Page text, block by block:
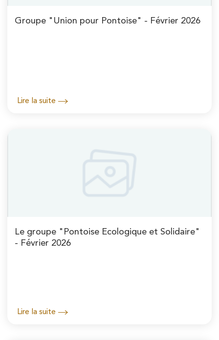
Groupe "Union pour Pontoise" - Février 2026
Lire la suite
Le groupe "Pontoise Ecologique et Solidaire"
- Février 2026
Lire la suite